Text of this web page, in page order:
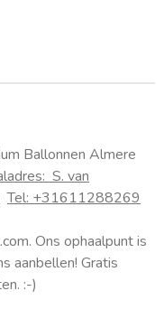
Ballonnen Almere
S. van
Tel: +31611288269
Ons ophaalpunt is
aanbellen! Gratis
:-)